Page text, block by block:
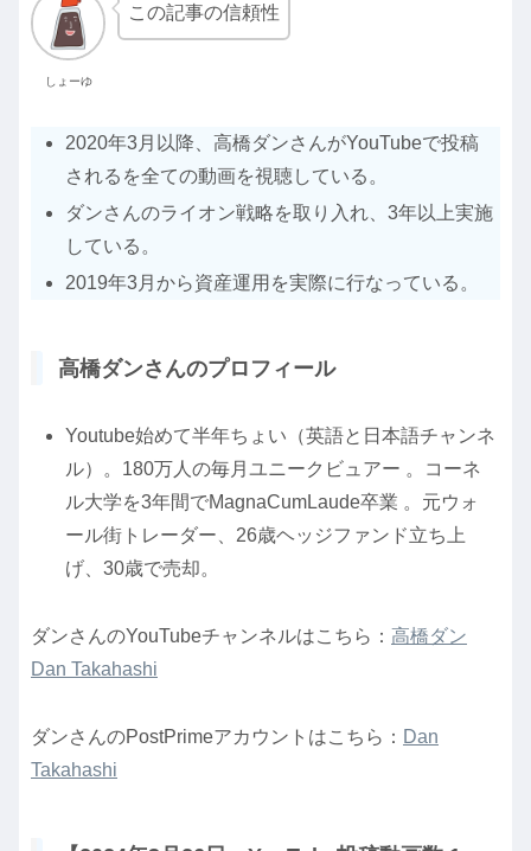
しょーゆ
この記事の信頼性
2020年3月以降、高橋ダンさんがYouTubeで投稿
されるを全ての動画を視聴している。
ダンさんのライオン戦略を取り入れ、3年以上実施
している。
2019年3月から資産運用を実際に行なっている。
高橋ダンさんのプロフィール
Youtube始めて半年ちょい（英語と日本語チャンネ
ル）。180万人の毎月ユニークビュアー 。コーネ
ル大学を3年間でMagnaCumLaude卒業 。元ウォ
ール街トレーダー、26歳ヘッジファンド立ち上
げ、30歳で売却。
ダンさんのYouTubeチャンネルはこちら： 高橋ダン
Dan Takahashi
ダンさんのPostPrimeアカウントはこちら： Dan
Takahashi